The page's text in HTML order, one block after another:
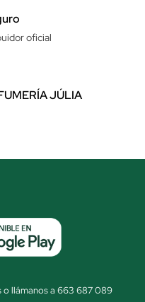
oficial
JÚLIA
o llámanos a 663 687 089